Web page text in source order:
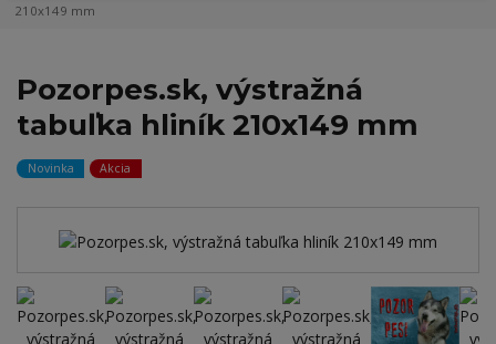
210x149 mm
Pozorpes.sk, výstražná
tabuľka hliník 210x149 mm
Novinka Akcia